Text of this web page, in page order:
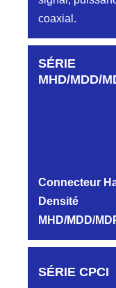
coaxial.
Aucune pièce
SÉRIE
MHD/MDD/
Connecteur
Densité
MHD/MDD/
Aucune pièce
SÉRIE CPCI